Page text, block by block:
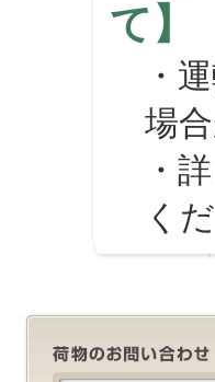
て】
・運
場
・詳
く